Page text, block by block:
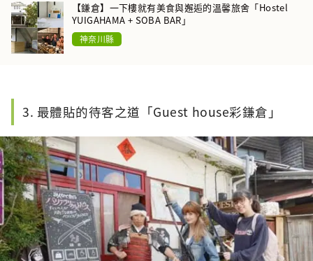
【鎌倉】一下樓就有美食與邂逅的溫馨旅舍「Hostel
YUIGAHAMA + SOBA BAR」
神奈川縣
3. 最體貼的待客之道「Guest house彩鎌倉」